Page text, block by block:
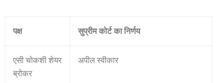
पक्ष सुप्रीम कोर्ट का निर्णय
एसी चोकशी शेयर
ब्रोकर
अपील स्वीकार